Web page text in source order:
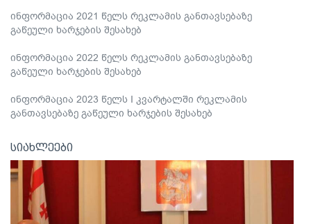
ინფორმაცია 2021 წელს რეკლამის განთავსებაზე
გაწეული ხარჯების შესახებ
ინფორმაცია 2022 წელს რეკლამის განთავსებაზე
გაწეული ხარჯების შესახებ
ინფორმაცია 2023 წელს I კვარტალში რეკლამის
განთავსებაზე გაწეული ხარჯების შესახებ
სიახლეები